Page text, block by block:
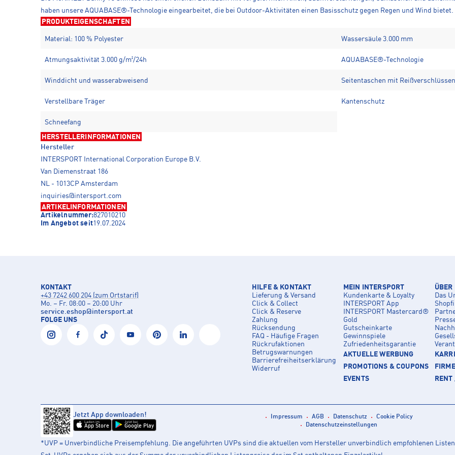
haben unsere AQUABASE®-Technologie eingearbeitet, die bei Outdoor-Aktivitäten einen Basisschutz gegen Regen und Wind bietet.
PRODUKTEIGENSCHAFTEN
Material: 100 % Polyester Wassersäule 3.000 mm
Atmungsaktivität 3.000 g/m²/24h AQUABASE®-Technologie
Winddicht und wasserabweisend Seitentaschen mit Reißverschlüssen
Verstellbare Träger Kantenschutz
Schneefang
HERSTELLERINFORMATIONEN
Hersteller
INTERSPORT International Corporation Europe B.V.
Van Diemenstraat 186
NL - 1013CP Amsterdam
inquiries@intersport.com
ARTIKELINFORMATIONEN
Artikelnummer:827010210
Im Angebot seit19.07.2024
KONTAKT
+43 7242 600 204 (zum Ortstarif)
Mo. – Fr. 08:00 – 20:00 Uhr
service.eshop@intersport.at
FOLGE UNS
HILFE & KONTAKT
Lieferung & Versand
Click & Collect
Click & Reserve
Zahlung
Rücksendung
FAQ - Häufige Fragen
Rückrufaktionen
Betrugswarnungen
Barrierefreiheitserklärung
Widerruf
MEIN INTERSPORT
Kundenkarte & Loyalty
INTERSPORT App
INTERSPORT Mastercard®
Gold
Gutscheinkarte
Gewinnspiele
Zufriedenheitsgarantie
AKTUELLE WERBUNG
PROMOTIONS & COUPONS
EVENTS
ÜBER
Das
Jetzt App downloaden!
Laden im
App Store
Jetzt bei
Google Play
Impressum AGB Datenschutz
Cookie Policy
Datenschutzeinstellungen
*UVP = Unverbindliche Preisempfehlung. Die angeführten UVPs sind die aktuellen vom Hersteller unverbindlich empfohlenen